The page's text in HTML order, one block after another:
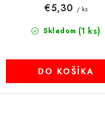
Skladom (1 ks)
€5,30 / ks
DO KOŠÍKA